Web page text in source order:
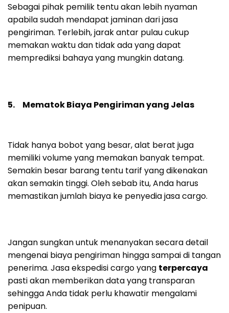
Sebagai pihak pemilik tentu akan lebih nyaman
apabila sudah mendapat jaminan dari jasa
pengiriman. Terlebih, jarak antar pulau cukup
memakan waktu dan tidak ada yang dapat
memprediksi bahaya yang mungkin datang.
5. Mematok Biaya Pengiriman yang Jelas
Tidak hanya bobot yang besar, alat berat juga
memiliki volume yang memakan banyak tempat.
Semakin besar barang tentu tarif yang dikenakan
akan semakin tinggi. Oleh sebab itu, Anda harus
memastikan jumlah biaya ke penyedia jasa cargo.
Jangan sungkan untuk menanyakan secara detail
mengenai biaya pengiriman hingga sampai di tangan
penerima. Jasa ekspedisi cargo yang terpercaya
pasti akan memberikan data yang transparan
sehingga Anda tidak perlu khawatir mengalami
penipuan.